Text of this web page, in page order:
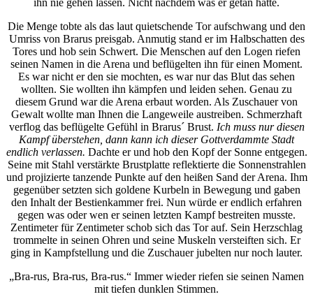
ihn nie gehen lassen. Nicht nachdem was er getan hatte.
Die Menge tobte als das laut quietschende Tor aufschwang und den
Umriss von Brarus preisgab. Anmutig stand er im Halbschatten des
Tores und hob sein Schwert. Die Menschen auf den Logen riefen
seinen Namen in die Arena und beflügelten ihn für einen Moment.
Es war nicht er den sie mochten, es war nur das Blut das sehen
wollten. Sie wollten ihn kämpfen und leiden sehen. Genau zu
diesem Grund war die Arena erbaut worden. Als Zuschauer von
Gewalt wollte man Ihnen die Langeweile austreiben. Schmerzhaft
verflog das beflügelte Gefühl in Brarus´ Brust. Ich muss nur diesen
Kampf überstehen, dann kann ich dieser Gottverdammte Stadt
endlich verlassen. Dachte er und hob den Kopf der Sonne entgegen.
Seine mit Stahl verstärkte Brustplatte reflektierte die Sonnenstrahlen
und projizierte tanzende Punkte auf den heißen Sand der Arena. Ihm
gegenüber setzten sich goldene Kurbeln in Bewegung und gaben
den Inhalt der Bestienkammer frei. Nun würde er endlich erfahren
gegen was oder wen er seinen letzten Kampf bestreiten musste.
Zentimeter für Zentimeter schob sich das Tor auf. Sein Herzschlag
trommelte in seinen Ohren und seine Muskeln versteiften sich. Er
ging in Kampfstellung und die Zuschauer jubelten nur noch lauter.
„Bra-rus, Bra-rus, Bra-rus.“ Immer wieder riefen sie seinen Namen
mit tiefen dunklen Stimmen.